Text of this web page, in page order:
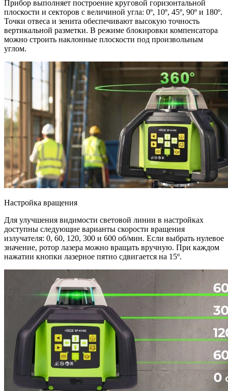
Прибор выполняет построение круговой горизонтальной
плоскости и секторов с величиной угла: 0º, 10º, 45º, 90º и 180º.
Точки отвеса и зенита обеспечивают высокую точность
вертикальной разметки. В режиме блокировки компенсатора
можно строить наклонные плоскости под произвольным
углом.
Настройка вращения
Для улучшения видимости световой линии в настройках
доступны следующие варианты скорости вращения
излучателя: 0, 60, 120, 300 и 600 об/мин. Если выбрать нулевое
значение, ротор лазера можно вращать вручную. При каждом
нажатии кнопки лазерное пятно сдвигается на 15º.